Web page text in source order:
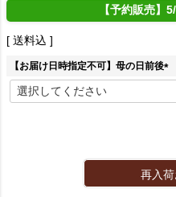
【予約販売】
送料込
【お届け日時指定不可】母の日前後
(
再入